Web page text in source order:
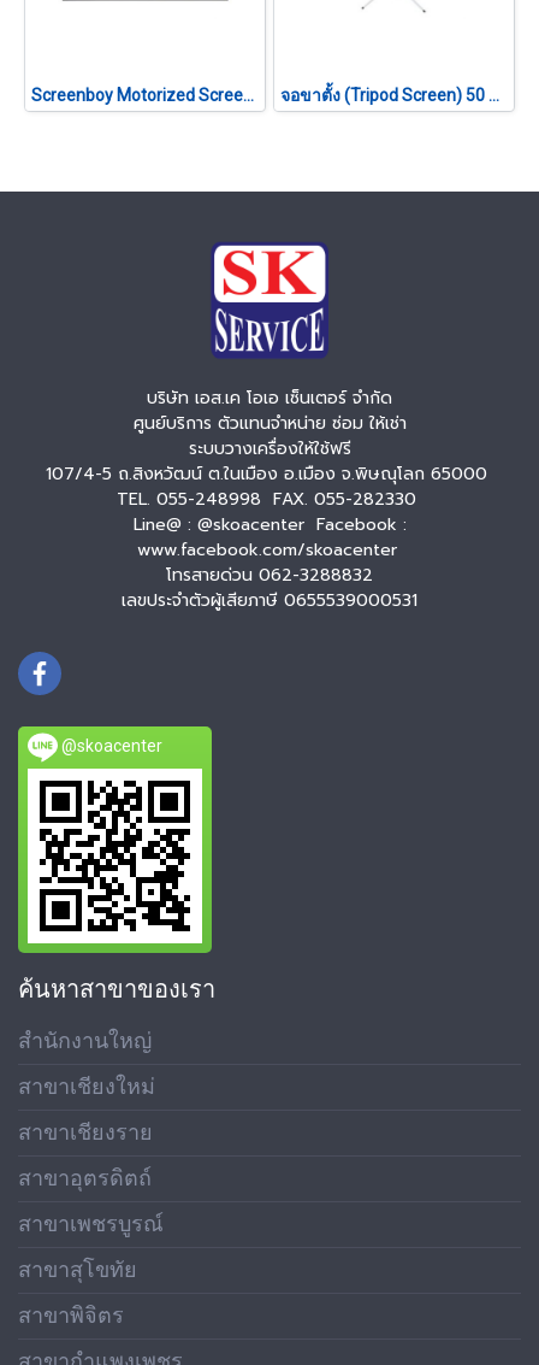
Screenboy Motorized Screen ขนาด 200 นิ้ว (4:3) จอขาตั้ง (Tripod Screen) 50 นิ้ว (1:1)
บริษัท เอส.เค โอเอ เซ็นเตอร์ จำกัด
ศูนย์บริการ ตัวแทนจำหน่าย ซ่อม ให้เช่า
ระบบวางเครื่องให้ใช้ฟรี
107/4-5 ถ.สิงหวัฒน์ ต.ในเมือง อ.เมือง จ.พิษณุโลก 65000
TEL. 055-248998 FAX. 055-282330
Line@ : @skoacenter Facebook :
www.facebook.com/skoacenter
โทรสายด่วน 062-3288832
เลขประจำตัวผู้เสียภาษี 0655539000531
@skoacenter
ค้นหาสาขาของเรา
สำนักงานใหญ่
สาขาเชียงใหม่
สาขาเชียงราย
สาขาอุตรดิตถ์
สาขาเพชรบูรณ์
สาขาสุโขทัย
สาขาพิจิตร